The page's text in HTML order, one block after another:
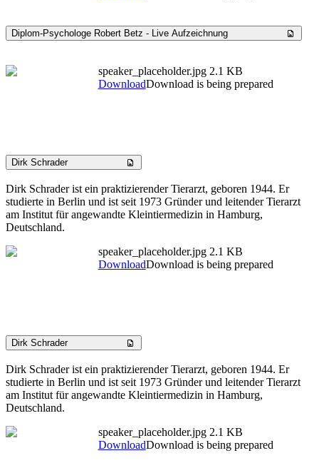
Diplom-Psychologe Robert Betz - Live Aufzeichnung
speaker_placeholder.jpg 2.1 KB
DownloadDownload is being prepared
Dirk Schrader
Dirk Schrader ist ein praktizierender Tierarzt, geboren 1944. Er
studierte in Berlin und ist seit 1973 Gründer und leitender Tierarzt
am Institut für angewandte Kleintiermedizin in Hamburg,
Deutschland.
speaker_placeholder.jpg 2.1 KB
DownloadDownload is being prepared
Dirk Schrader
Dirk Schrader ist ein praktizierender Tierarzt, geboren 1944. Er
studierte in Berlin und ist seit 1973 Gründer und leitender Tierarzt
am Institut für angewandte Kleintiermedizin in Hamburg,
Deutschland.
speaker_placeholder.jpg 2.1 KB
DownloadDownload is being prepared